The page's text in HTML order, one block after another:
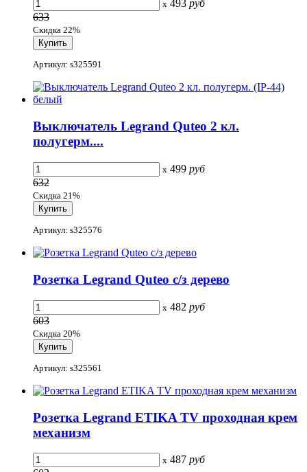
x 493 руб
633
Скидка 22%
Артикул: s325591
Выключатель Legrand Quteo 2 кл.
полугерм....
x 499 руб
632
Скидка 21%
Артикул: s325576
Розетка Legrand Quteo с/з дерево
x 482 руб
603
Скидка 20%
Артикул: s325561
Розетка Legrand ETIKA TV проходная крем
механизм
x 487 руб